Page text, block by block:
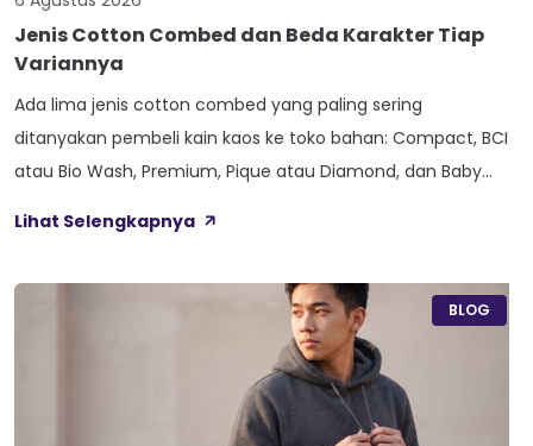
Jenis Cotton Combed dan Beda Karakter Tiap
Variannya
Ada lima jenis cotton combed yang paling sering
ditanyakan pembeli kain kaos ke toko bahan: Compact, BCI
atau Bio Wash, Premium, Pique atau Diamond, dan Baby
benang atau jenis rajutan, bukan dari angka ketebalan
Lihat Selengkapnya
BLOG